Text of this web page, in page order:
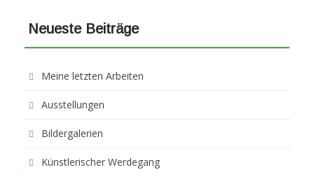
Neueste Beiträge
Meine letzten Arbeiten
Ausstellungen
Bildergalerien
Künstlerischer Werdegang